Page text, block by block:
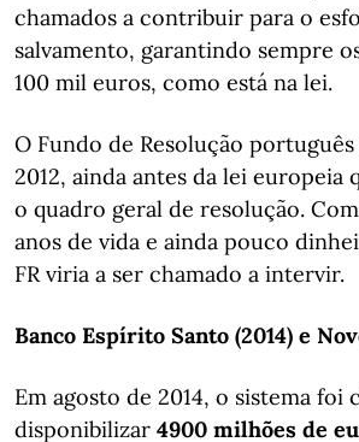
chamados a contribuir para o
salvamento, garantindo sempre
100 mil euros, como está na lei.
O Fundo de Resolução
2012, ainda antes da lei europeia
o quadro geral de resolução.
anos de vida e ainda pouco
FR viria a ser chamado a intervir.
Banco Espírito Santo (2014) e
Em agosto de 2014, o sistema foi
disponibilizar 4900 milhões de